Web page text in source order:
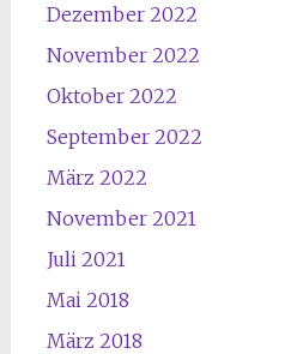
Dezember 2022
November 2022
Oktober 2022
September 2022
März 2022
November 2021
Juli 2021
Mai 2018
März 2018